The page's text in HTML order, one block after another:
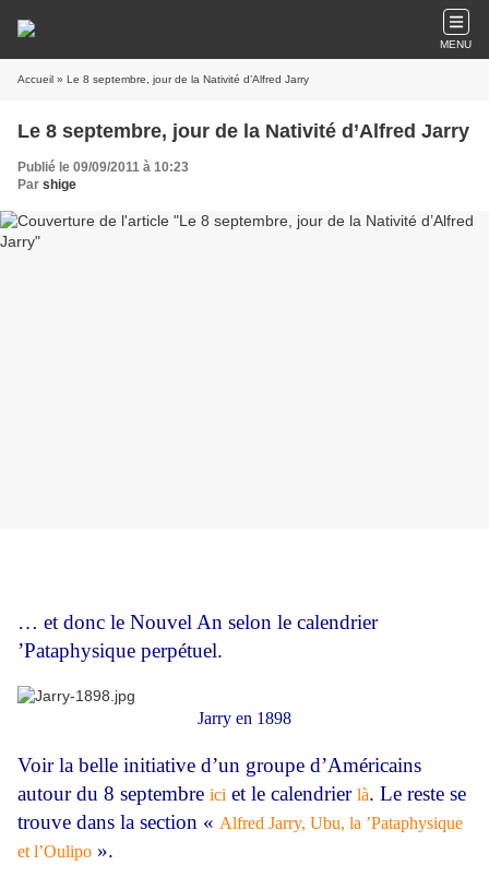
MENU
Accueil » Le 8 septembre, jour de la Nativité d’Alfred Jarry
Le 8 septembre, jour de la Nativité d’Alfred Jarry
Publié le 09/09/2011 à 10:23
Par shige
… et donc le Nouvel An selon le calendrier
’Pataphysique perpétuel.
Jarry en 1898
Voir la belle initiative d’un groupe d’Américains
autour du 8 septembre ici et le calendrier là. Le reste se
trouve dans la section « Alfred Jarry, Ubu, la ’Pataphysique
et l’Oulipo ».